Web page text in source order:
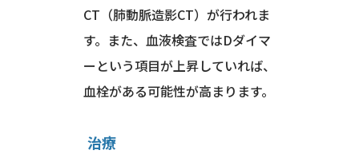
CT（肺動脈造影CT）が行われま
す。また、血液検査ではDダイマ
ーという項目が上昇していれば、
血栓がある可能性が高まります。
治療